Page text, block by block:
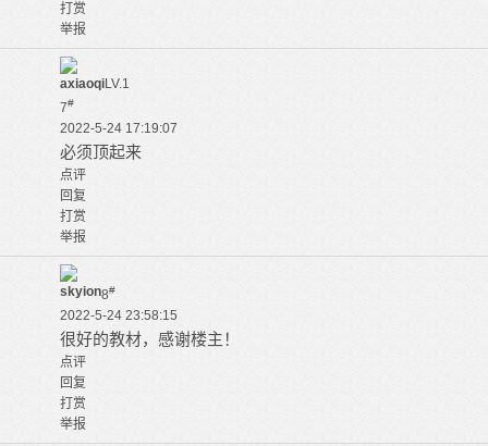
打赏
举报
axiaoqiLV.1
7#
2022-5-24 17:19:07
必须顶起来
点评
回复
打赏
举报
skyion8#
2022-5-24 23:58:15
很好的教材，感谢楼主！
点评
回复
打赏
举报